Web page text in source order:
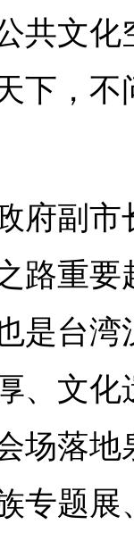
共文
下，
府副
路重
是台
、文
场落
专题